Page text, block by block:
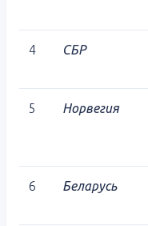
4 СБР
5 Норвегия
6 Беларусь